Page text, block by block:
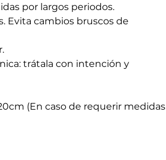
por largos periodos.
Evita cambios bruscos de
trátala con intención y
(En caso de requerir medidas